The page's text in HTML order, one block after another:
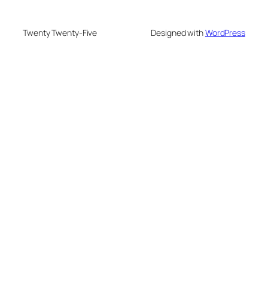
Twenty Twenty-Five Designed withWordPress